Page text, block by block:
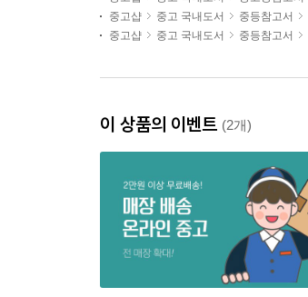
중고샵
중고 국내도서 중등참고서
중고샵
중고 국내도서 중등참고서
이 상품의 이벤트 (2개)